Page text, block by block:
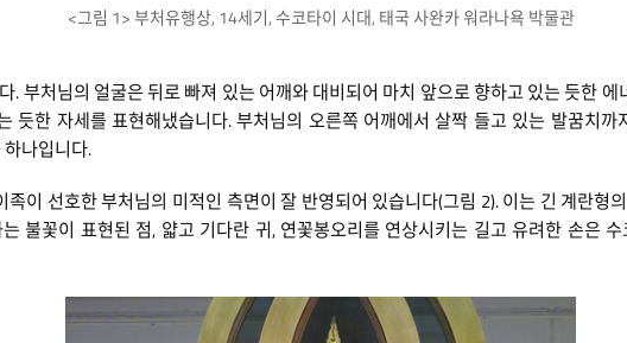
<그림 1> 부처유행상, 14세기, 수코타이 시대, 태국 사완카 워라나욕 박물관
. 부처님의 얼굴은 뒤로 빠져 있는 어깨와 대비되어 마치 앞으로 향하고 있는 듯한
듯한 자세를 표현해냈습니다. 부처님의 오른쪽 어깨에서 살짝 들고 있는 발꿈치
나입니다.
이 선호한 부처님의 미적인 측면이 잘 반영되어 있습니다(그림 2). 이는 긴 계란형
불꽃이 표현된 점, 얇고 기다란 귀, 연꽃봉오리를 연상시키는 길고 유려한 손은